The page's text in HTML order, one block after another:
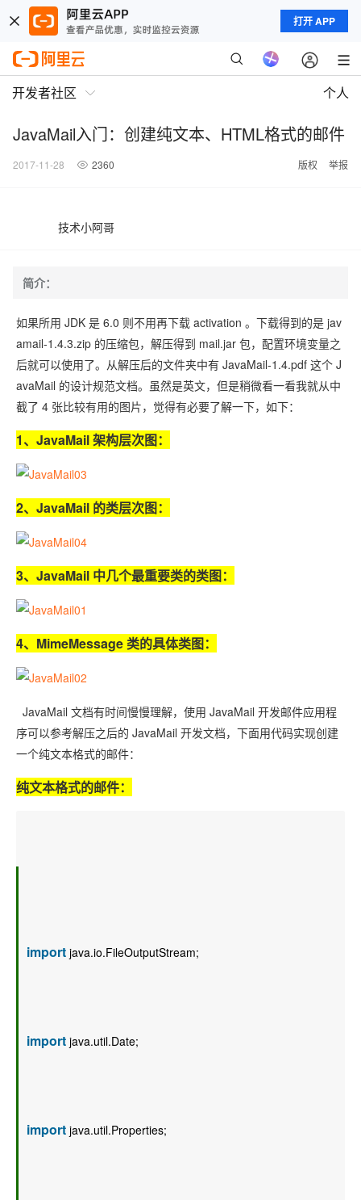
打开 APP
开发者社区 个人
JavaMail入门：创建纯文本、HTML格式的邮件
2017-11-28 2360 版权 举报
技术小阿哥
简介：
如果所用 JDK 是 6.0 则不用再下载 activation 。下载得到的是 jav
amail-1.4.3.zip 的压缩包，解压得到 mail.jar 包，配置环境变量之
后就可以使用了。从解压后的文件夹中有 JavaMail-1.4.pdf 这个 J
avaMail 的设计规范文档。虽然是英文，但是稍微看一看我就从中
截了 4 张比较有用的图片，觉得有必要了解一下，如下：
1、JavaMail 架构层次图：
2、JavaMail 的类层次图：
3、JavaMail 中几个最重要类的类图：
4、MimeMessage 类的具体类图：
JavaMail 文档有时间慢慢理解，使用 JavaMail 开发邮件应用程
序可以参考解压之后的 JavaMail 开发文档，下面用代码实现创建
一个纯文本格式的邮件：
纯文本格式的邮件：
import java.io.FileOutputStream;
import java.util.Date;
import java.util.Properties;